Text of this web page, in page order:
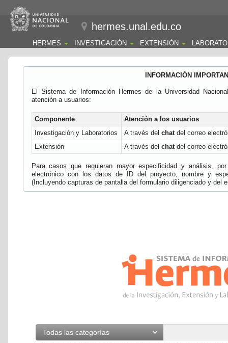
hermes.unal.edu.co
HERMES INVESTIGACIÓN EXTENSIÓN
INFORMACIÓN
El Sistema de Información Hermes de la Universidad
atención a usuarios:
Componente
Atención a los usuarios
Investigación y Laboratorios
A través del chatdel correo
Extensión
A través del chatdel correo
Para casos que requieran mayor especificidad y análisis,
electrónico con los datos de ID del proyecto, nombre y
(Incluyendo capturas de pantalla del formulario diligenciado y del
Todas las categorías